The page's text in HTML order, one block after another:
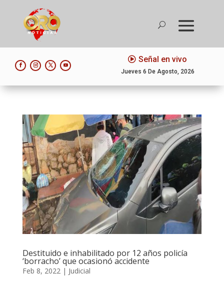
Señal en vivo
Jueves 6 De Agosto, 2026
Destituido e inhabilitado por 12 años policía
‘borracho’ que ocasionó accidente
Feb 8, 2022 | Judicial